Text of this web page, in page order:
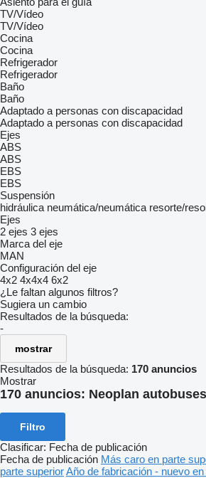
TV/Vídeo
TV/Vídeo
Cocina
Cocina
Refrigerador
Refrigerador
Baño
Baño
Adaptado a personas con discapacidad
Adaptado a personas con discapacidad
Ejes
ABS
ABS
EBS
EBS
Suspensión
hidráulica neumática/neumática resorte/
Ejes
2 ejes 3 ejes
Marca del eje
MAN
Configuración del eje
4x2 4x4x4 6x2
¿Le faltan algunos filtros?
Sugiera un cambio
Resultados de la búsqueda:
-
mostrar
Resultados de la búsqueda: 170 anuncios
Mostrar
170 anuncios: Neoplan autobuses
Filtro
Clasificar: Fecha de publicación
Fecha de publicación Más caro en parte
parte superiorAño de fabricación - nuevo